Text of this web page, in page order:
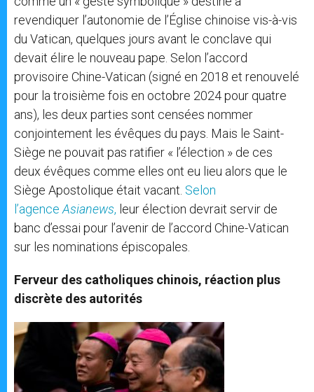
revendiquer l’autonomie de l’Église chinoise vis-à-vis
du Vatican, quelques jours avant le conclave qui
devait élire le nouveau pape. Selon l’accord
provisoire Chine-Vatican (signé en 2018 et renouvelé
pour la troisième fois en octobre 2024 pour quatre
ans), les deux parties sont censées nommer
conjointement les évêques du pays. Mais le Saint-
Siège ne pouvait pas ratifier « l’élection » de ces
deux évêques comme elles ont eu lieu alors que le
Siège Apostolique était vacant. Selon
l’agence Asianews, leur élection devrait servir de
banc d’essai pour l’avenir de l’accord Chine-Vatican
sur les nominations épiscopales.
Ferveur des catholiques chinois, réaction plus
discrète des autorités